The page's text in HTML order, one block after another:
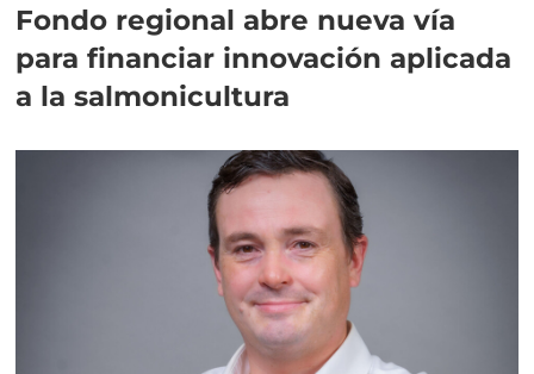
Fondo regional abre nueva vía
para financiar innovación aplicada
a la salmonicultura